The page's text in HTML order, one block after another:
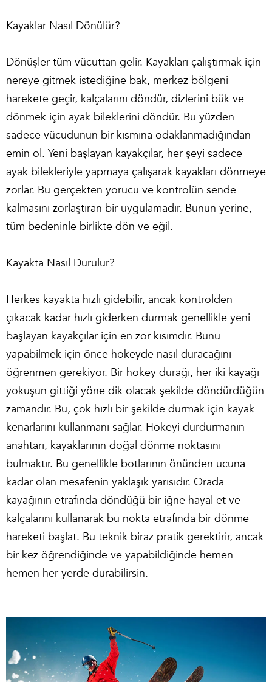
Kayaklar Nasıl Dönülür?
Dönüşler tüm vücuttan gelir. Kayakları çalıştırmak için
nereye gitmek istediğine bak, merkez bölgeni
harekete geçir, kalçalarını döndür, dizlerini bük ve
dönmek için ayak bileklerini döndür. Bu yüzden
sadece vücudunun bir kısmına odaklanmadığından
emin ol. Yeni başlayan kayakçılar, her şeyi sadece
ayak bilekleriyle yapmaya çalışarak kayakları dönmeye
zorlar. Bu gerçekten yorucu ve kontrolün sende
kalmasını zorlaştıran bir uygulamadır. Bunun yerine,
tüm bedeninle birlikte dön ve eğil.
Kayakta Nasıl Durulur?
Herkes kayakta hızlı gidebilir, ancak kontrolden
çıkacak kadar hızlı giderken durmak genellikle yeni
başlayan kayakçılar için en zor kısımdır. Bunu
yapabilmek için önce hokeyde nasıl duracağını
öğrenmen gerekiyor. Bir hokey durağı, her iki kayağı
yokuşun gittiği yöne dik olacak şekilde döndürdüğün
zamandır. Bu, çok hızlı bir şekilde durmak için kayak
kenarlarını kullanmanı sağlar. Hokeyi durdurmanın
anahtarı, kayaklarının doğal dönme noktasını
bulmaktır. Bu genellikle botlarının önünden ucuna
kadar olan mesafenin yaklaşık yarısıdır. Orada
kayağının etrafında döndüğü bir iğne hayal et ve
kalçalarını kullanarak bu nokta etrafında bir dönme
hareketi başlat. Bu teknik biraz pratik gerektirir, ancak
bir kez öğrendiğinde ve yapabildiğinde hemen
hemen her yerde durabilirsin.